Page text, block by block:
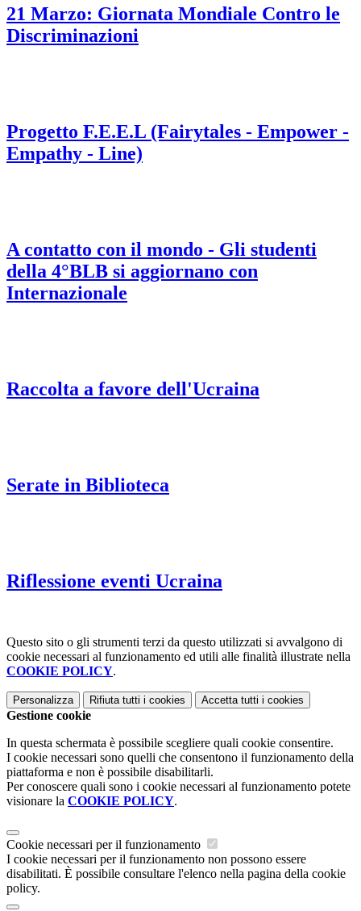
21 Marzo: Giornata Mondiale Contro le
Discriminazioni
Progetto F.E.E.L (Fairytales - Empower -
Empathy - Line)
A contatto con il mondo - Gli studenti
della 4°BLB si aggiornano con
Internazionale
Raccolta a favore dell'Ucraina
Serate in Biblioteca
Riflessione eventi Ucraina
Questo sito o gli strumenti terzi da questo utilizzati si avvalgono di
cookie necessari al funzionamento ed utili alle finalità illustrate nella
COOKIE POLICY.
Personalizza Rifiuta tutti i cookies Accetta tutti i cookies
Gestione cookie
In questa schermata è possibile scegliere quali cookie consentire.
I cookie necessari sono quelli che consentono il funzionamento della
piattaforma e non è possibile disabilitarli.
Per conoscere quali sono i cookie necessari al funzionamento potete
visionare la COOKIE POLICY.
Cookie necessari per il funzionamento
I cookie necessari per il funzionamento non possono essere
disabilitati. È possibile consultare l'elenco nella pagina della cookie
policy.